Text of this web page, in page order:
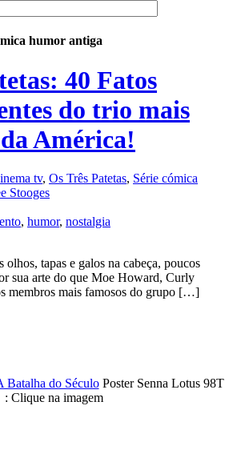
humor antiga
40 Fatos
do trio mais
América!
tv, Os Três Patetas, Série cómica
Stooges
, humor, nostalgia
olhos, tapas e galos na cabeça, poucos
sua arte do que Moe Howard, Curly
membros mais famosos do grupo […]
Poster Senna Lotus 98T
: Clique na imagem